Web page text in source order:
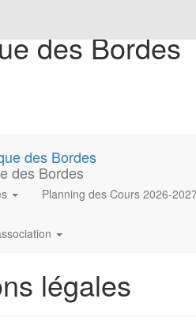
des Bordes
des Bordes
Planning des Cours 2026-
légales